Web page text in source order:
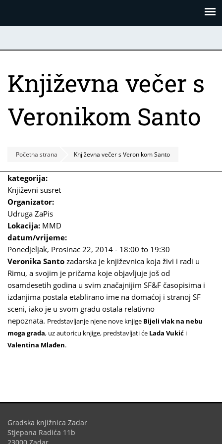
Književna večer s
Veronikom Santo
Početna strana Književna večer s Veronikom Santo
kategorija:
Književni susret
Organizator:
Udruga ZaPis
Lokacija: MMD
datum/vrijeme:
Ponedjeljak, Prosinac 22, 2014 - 18:00 to 19:30
Veronika Santo zadarska je književnica koja živi i radi u
Rimu, a svojim je pričama koje objavljuje još od
osamdesetih godina u svim značajnijim SF&F časopisima i
izdanjima postala etablirano ime na domaćoj i stranoj SF
sceni, iako je u svom gradu ostala relativno
nepoznata. Predstavljanje njene nove knjige Bijeli vlak na nebu
moga grada, uz autoricu knjige, predstavljati će Lada Vukić i
Valentina Mlađen.
Gradska knjižnica Zadar
Stjepana Radića 11b